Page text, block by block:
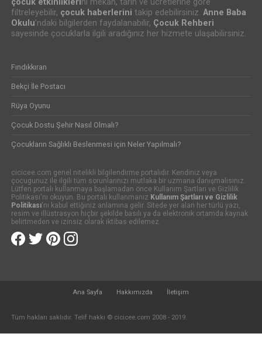
çocuk etkinliklerini mekan, tarih ve ücretlerine göre
filtreleyebilir, çocuk haberlerini takip edebilirsiniz. Anne Baba
Okulu’ndaki bilgilerden faydalanabilir, Çocuk Rehberi
sayesinde çocuklarla ilgili aradığınız her hizmete ulaşabilirsiniz.
Fındıkkıran
Bekçi İle Postacı
Rüya Oyunu
Çocuk Dostu Şehir Nasıl Olmalı?
Çocukların Sağlıklı Beslenmesi için Neler Yapılmalı?
cicicee.com genel nitelikli bilgilendirme portalıdır. Kendiniz veya
çocugunuz ile ilgili tüm sorunlarınızı mutlaka bir uzmana danışmalısınız.
Lütfen portalı kullanmaya başlamadan önce Kullanım Şartları ve Gizlilik
Politikası'nı okuyun. Bu portalı kullanmanız Kullanım Şartları ve Gizlilik
Politikası'nı kabul ettiğiniz anlamına gelir. Sitede yer alan her türlü yazı,
resim ve illüstrasyon hiçbir şekilde basılı ya da elektronik ortamda kaynak
belirtmeden ve izinsiz olarak iktibas edilemez.
Ana Sayfa Hakkımızda İletişim
Tüm hakları saklıdır. Telif hakkı © cicicee.com 2008 - 2019.